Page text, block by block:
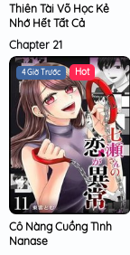
Thiên Tài Võ Học Kẻ
Nhớ Hết Tất Cả
Chapter 21
4 Giờ Trước
Cô Nàng Cuồng Tình
Nanase